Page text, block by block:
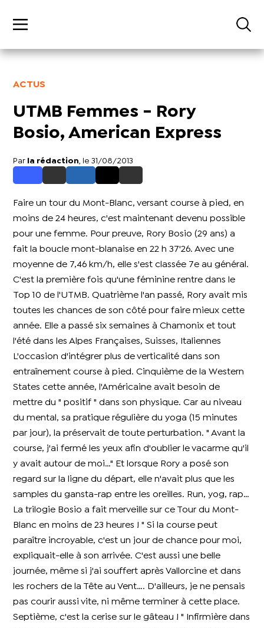
ACTUS
UTMB Femmes - Rory
Bosio, American Express
Par la rédaction , le 31/08/2013
Faire un tour du Mont-Blanc, versant course à pied, en
moins de 24 heures, c'est maintenant devenu possible
pour une femme. Pour preuve, Rory Bosio (29 ans) a
fait la boucle mont-blanaise en 22 h 37'26. Avec une
moyenne de 7,46 km/h, elle s'est classée 7e au général.
C'est la première fois qu'une féminine rentre dans le
Top 10 de l'UTMB. Quatrième l'an passé, Rory avait mis
toutes les chances de son côté pour faire mieux cette
année. Elle a passé six semaines à Chamonix et tout
l'été dans les Alpes Françaises, Suisses, Italiennes
L'occasion d'intégrer plus de verticalité dans son
entraînement course à pied. Cinquième de la Western
States cette année, l'Américaine avait besoin de
mettre du " positif " dans son physique. Car au niveau
du mental, sa pratique régulière du yoga (15 minutes
par jour), la préservait de toute perturbation. " Avant la
course, j'ai fermé les yeux afin d'oublier le vacarme qu'il
y avait autour de moi…" Et lorsque Rory a posé son
regard sur la ligne du départ, elle n'avait plus que les
samples du gansta-rap entre les oreilles. Run, yog, rap…
La trilogie Bosio a fait merveille sur ce Tour du Mont-
Blanc en moins de 23 heures ! " Si la course peut
paraître incroyable, c'est un jour de chance pour moi,
expliquait-elle à son arrivée. C'est aussi une belle
journée, même si j'ai souffert après Vallorcine et dans
les rochers de la Tête au Vent…. D'ailleurs, je ne pensais
pas courir aussi vite, ni même terminer à cette place.
Septième, c'est la cerise sur le gâteau ! " Infirmière dans